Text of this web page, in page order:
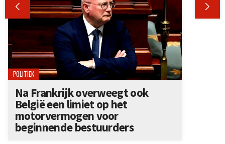
 
POLITIEK
Na Frankrijk overweegt ook
België een limiet op het
motorvermogen voor
beginnende bestuurders